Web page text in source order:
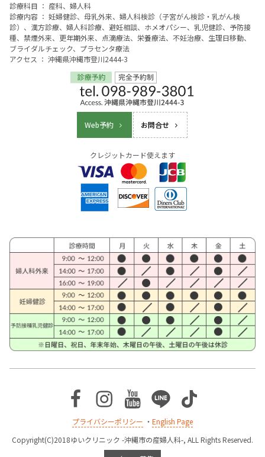
診療科目 ： 産科、婦人科
診療内容 ： 妊婦健診、母乳外来、婦人科検診（子宮がん検診・乳がん検
診）、漢方診療、婦人科診療、避妊相談、ホメオパシー、乳児健診、予防接
種、禁煙外来、更年期外来、点滴療法、栄養療法、不妊治療、生理日移動、
ブライダルチェック、プラセンタ療法
アクセス ： 沖縄県沖縄市登川2444-3
Web予約 お問合せ
クレジットカード使えます
Facebook
Instagram
Youtube
LineTikTok
プライバシーポリシー ・ English Page
Copyright(C)2018ゆいクリニック -沖縄市の産婦人科-, ALL Rights Reserved.